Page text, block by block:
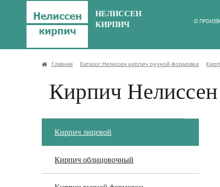
НЕЛИССЕН
КИРПИЧ
О
Главная Каталог Нелиссен кирпич ручной формовки
Кирпич
Кирпич лицевой
Кирпич облицовочный